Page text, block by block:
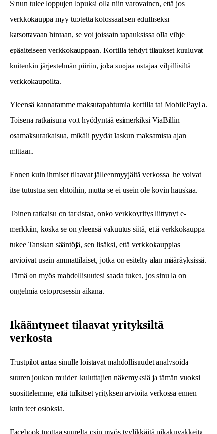
Sinun tulee loppujen lopuksi olla niin varovainen, että jos
verkkokauppa myy tuotetta kolossaalisen edulliseksi
katsottavaan hintaan, se voi joissain tapauksissa olla vihje
epäaiteiseen verkkokauppaan. Kortilla tehdyt tilaukset kuuluvat
kuitenkin järjestelmän piiriin, joka suojaa ostajaa vilpillisiltä
verkkokaupoilta.
Yleensä kannatamme maksutapahtumia kortilla tai MobilePaylla.
Toisena ratkaisuna voit hyödyntää esimerkiksi ViaBillin
osamaksuratkaisua, mikäli pyydät laskun maksamista ajan
mittaan.
Ennen kuin ihmiset tilaavat jälleenmyyjältä verkossa, he voivat
itse tutustua sen ehtoihin, mutta se ei usein ole kovin hauskaa.
Toinen ratkaisu on tarkistaa, onko verkkoyritys liittynyt e-
merkkiin, koska se on yleensä vakuutus siitä, että verkkokauppa
tukee Tanskan sääntöjä, sen lisäksi, että verkkokauppias
arvioivat usein ammattilaiset, jotka on esitelty alan määräyksissä.
Tämä on myös mahdollisuutesi saada tukea, jos sinulla on
ongelmia ostoprosessin aikana.
Ikääntyneet tilaavat yrityksiltä
verkosta
Trustpilot antaa sinulle loistavat mahdollisuudet analysoida
suuren joukon muiden kuluttajien näkemyksiä ja tämän vuoksi
suosittelemme, että tulkitset yrityksen arvioita verkossa ennen
kuin teet ostoksia.
Facebook tuottaa suurelta osin myös tyylikkäitä pikakuvakkeita,